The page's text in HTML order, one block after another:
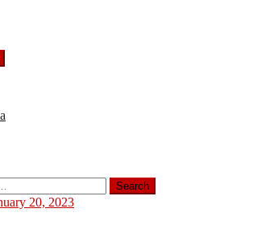
20, 2023